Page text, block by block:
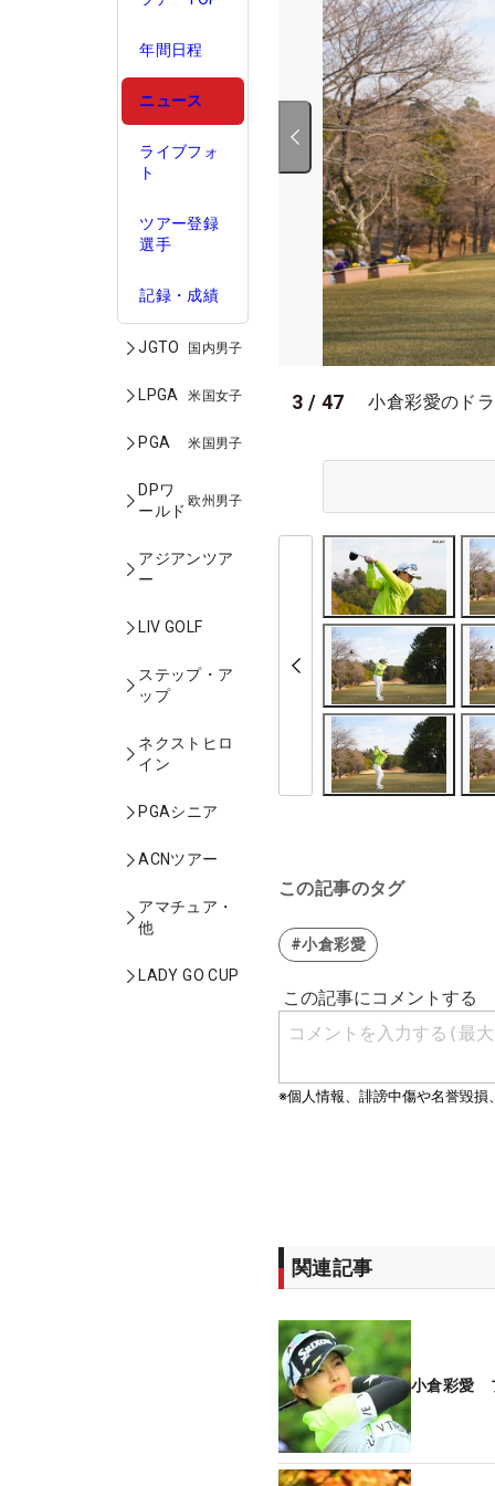
年間日程
ニュース
ライブフォ
ト
ツアー登録
選手
記録・成績
JGTO 国内男子
LPGA 米国女子
PGA 米国男子
DPワ
ールド
欧州男子
アジアンツア
ー
LIV GOLF
ステップ・ア
ップ
ネクストヒロ
イン
PGAシニア
ACNツアー
アマチュア・
他
LADY GO CUP
3 / 47 小倉彩愛のド
この記事のタグ
#小倉彩愛
関連記事
小倉彩愛